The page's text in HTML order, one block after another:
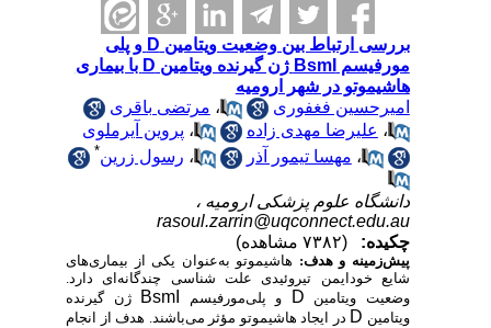
بررسی ارتباط بین وضعیت ویتامین D و پلی
مورفیسم BsmI ژن گیرنده ویتامین D با بیماری
هاشیموتو در شهر ارومیه
امیرحسین فغفوری
،مرتضی باقری
،علیرضا مهدی زاده ،پروین آیرملوی
،مهسا تیمور آذر ،رسول زرین
دانشگاه علوم پزشکی ارومیه ،
rasoul.zarrin@uqconnect.edu.au
چکیده:
پیش‌زمینه و هدف:هاشیموتو به‌عنوان یکی از بیماری‌های
شایع خودایمن تیروئیدی علت شناسی چندگانه‌ای دارد.
وضعیت ویتامینD و پلی‌مورفیسمBsmIژن گیرنده
ویتامینD در ایجاد هاشیموتو مؤثر می‌باشند. هدف از انجام